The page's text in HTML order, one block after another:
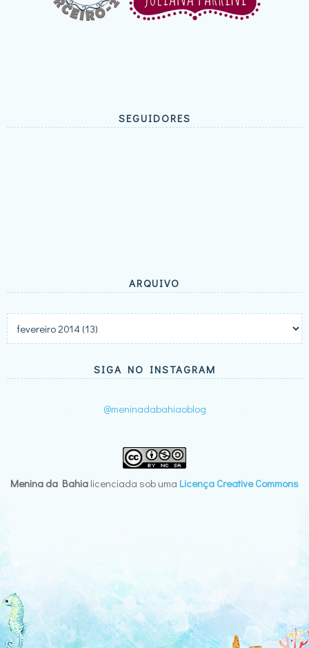
SEGUIDORES
ARQUIVO
SIGA NO INSTAGRAM
@meninadabahiaoblog
Menina da Bahia licenciada sob uma Licença Creative Commons